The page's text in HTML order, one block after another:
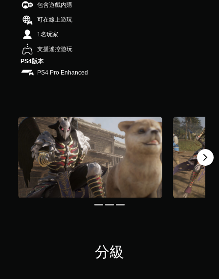
顆
）
，
共
5
0
評
包含遊戲內購
可在線上遊玩
1名玩家
支援遙控遊玩
PS4版本
PS4 Pro Enhanced
分級